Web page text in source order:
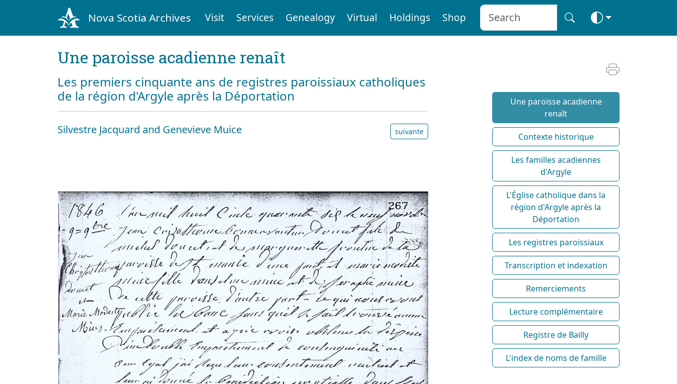
Nova Scotia Archives Visit Services Genealogy Virtual Holdings Shop
Une paroisse acadienne renaît
Les premiers cinquante ans de registres paroissiaux catholiques
de la région d'Argyle après la Déportation
Silvestre Jacquard and Genevieve Muice suivante
Une paroisse acadienne
renaît
Contexte historique
Les familles acadiennes
d'Argyle
L'Église catholique dans la
région d'Argyle après la
Déportation
Les registres paroissiaux
Transcription et indexation
Remerciements
Lecture complémentaire
Registre de Bailly
L'index de noms de famille